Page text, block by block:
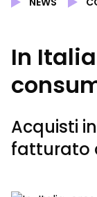
In
Acquisti
fatturato